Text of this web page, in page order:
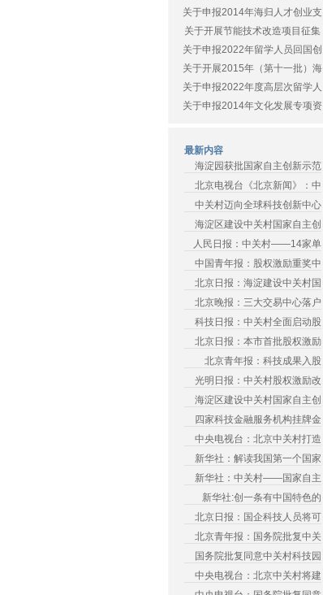
关于申报2014年海归人才创业支
关于开展节能技术改造项目征集
关于申报2022年留学人员回国创
关于开展2015年（第十一批）海
关于申报2022年度高层次留学人
关于申报2014年文化发展专项资
最新内容
海淀园获批国家自主创新示范
北京电视台《北京新闻》：中
中关村迈向全球科技创新中心
海淀区建设中关村国家自主创
人民日报：中关村——14家单
中国青年报：股权激励重奖中
北京日报：海淀建设中关村国
北京晚报：三大交易中心落户
科技日报：中关村全面启动股
北京日报：本市首批股权激励
北京青年报：科技成果入股
光明日报：中关村股权激励改
海淀区建设中关村国家自主创
四家科技金融服务机构挂牌金
中央电视台：北京中关村打造
新华社：解读我国第一个国家
新华社：中关村——国家自主
新华社:创一条有中国特色的
北京日报：国企科技人员将可
北京青年报：国务院批复中关
国务院批复同意中关村科技园
中央电视台：北京中关村将建